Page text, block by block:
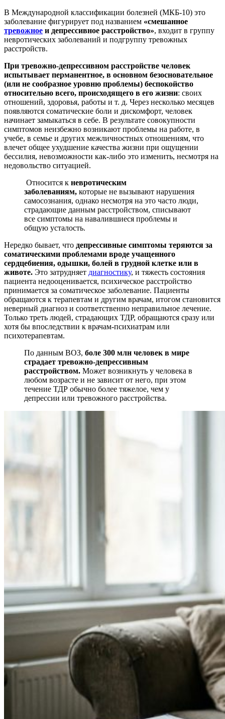
В Международной классификации болезней (МКБ-10) это
заболевание фигурирует под названием «смешанное
тревожное и депрессивное расстройство», входит в группу
невротических заболеваний и подгруппу тревожных
расстройств.
При тревожно-депрессивном расстройстве человек
испытывает перманентное, в основном безосновательное
(или не сообразное уровню проблемы) беспокойство
относительно всего, происходящего в его жизни: своих
отношений, здоровья, работы и т. д. Через несколько месяцев
появляются соматические боли и дискомфорт, человек
начинает замыкаться в себе. В результате совокупности
симптомов неизбежно возникают проблемы на работе, в
учебе, в семье и других межличностных отношениям, что
влечет общее ухудшение качества жизни при ощущении
бессилия, невозможности как-либо это изменить, несмотря на
недовольство ситуацией.
Относится к невротическим
заболеваниям, которые не вызывают нарушения
самосознания, однако несмотря на это часто люди,
страдающие данным расстройством, списывают
все симптомы на навалившиеся проблемы и
общую усталость.
Нередко бывает, что депрессивные симптомы теряются за
соматическими проблемами вроде учащенного
сердцебиения, одышки, болей в грудной клетке или в
животе. Это затрудняет диагностику, и тяжесть состояния
пациента недооценивается, психическое расстройство
принимается за соматическое заболевание. Пациенты
обращаются к терапевтам и другим врачам, итогом становится
неверный диагноз и соответственно неправильное лечение.
Только треть людей, страдающих ТДР, обращаются сразу или
хотя бы впоследствии к врачам-психиатрам или
психотерапевтам.
По данным ВОЗ, боле 300 млн человек в мире
страдает тревожно-депрессивным
расстройством. Может возникнуть у человека в
любом возрасте и не зависит от него, при этом
течение ТДР обычно более тяжелое, чем у
депрессии или тревожного расстройства.